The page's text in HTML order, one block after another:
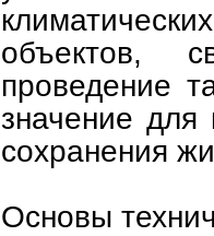
объектов,
проведение
значение для
сохранения
Основы